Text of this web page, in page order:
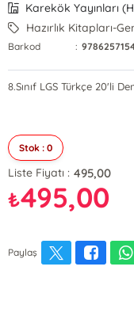
Karekök Yayınları
Hazırlık Kitapları-
Barkod :
8.Sınıf LGS Türkçe 20'li
Stok : 0
Liste Fiyatı : 495,00
₺495,00
Paylaş